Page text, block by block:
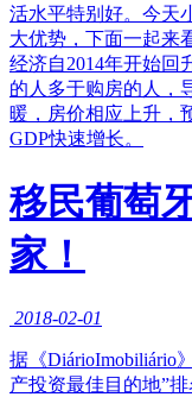
活水平特别好。今天
大优势，下面一起来
经济自2014年开始回
的人多于购房的人，
暖，房价相应上升，
GDP快速增长。
移民葡萄
家！
2018-02-01
据《DiárioImobiliário
产投资最佳目的地”